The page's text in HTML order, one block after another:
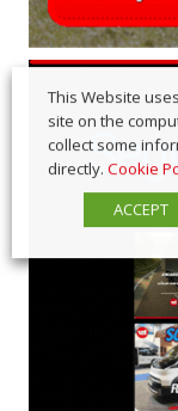
This Website
site on the
collect some
directly. Cookie
ACCEPT